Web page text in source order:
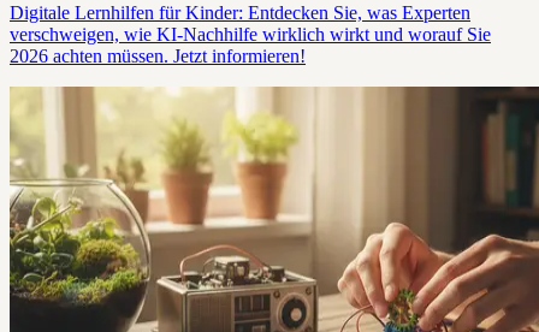
Digitale Lernhilfen für Kinder: Entdecken Sie, was Experten
verschweigen, wie KI-Nachhilfe wirklich wirkt und worauf Sie
2026 achten müssen. Jetzt informieren!